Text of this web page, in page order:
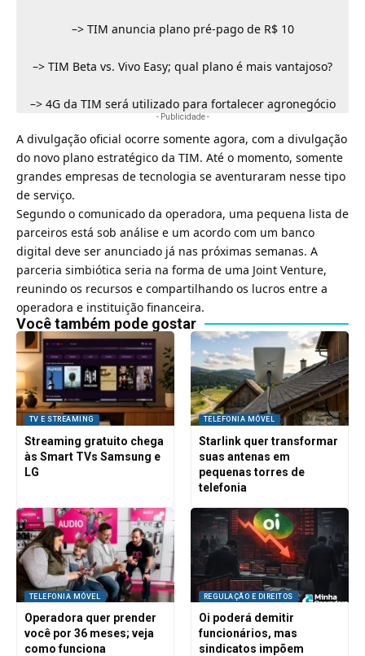
–> TIM anuncia plano pré-pago de R$ 10
–> TIM Beta vs. Vivo Easy; qual plano é mais vantajoso?
–> 4G da TIM será utilizado para fortalecer agronegócio
- Publicidade -
A divulgação oficial ocorre somente agora, com a divulgação
do novo plano estratégico da TIM. Até o momento, somente
grandes empresas de tecnologia se aventuraram nesse tipo
de serviço.
Segundo o comunicado da operadora, uma pequena lista de
parceiros está sob análise e um acordo com um banco
digital deve ser anunciado já nas próximas semanas. A
parceria simbiótica seria na forma de uma Joint Venture,
reunindo os recursos e compartilhando os lucros entre a
operadora e instituição financeira.
Você também pode gostar
TV E STREAMING
Streaming gratuito chega
às Smart TVs Samsung e
LG
TELEFONIA MÓVEL
Starlink quer transformar
suas antenas em
pequenas torres de
telefonia
TELEFONIA MÓVEL
Operadora quer prender
você por 36 meses; veja
como funciona
REGULAÇÃO E DIREITOS
Oi poderá demitir
funcionários, mas
sindicatos impõem